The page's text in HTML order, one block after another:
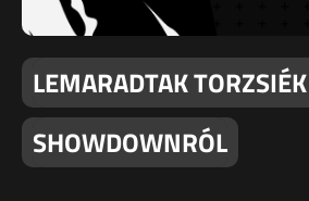
LEMARADTAK
SHOWDOWNRÓL